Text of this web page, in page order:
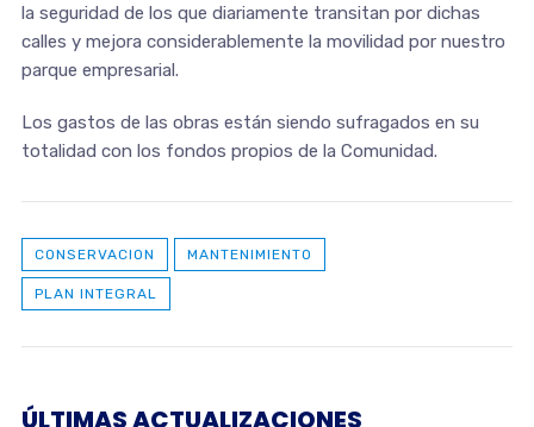
la seguridad de los que diariamente transitan por dichas
calles y mejora considerablemente la movilidad por nuestro
parque empresarial.
Los gastos de las obras están siendo sufragados en su
totalidad con los fondos propios de la Comunidad.
CONSERVACION MANTENIMIENTO
PLAN INTEGRAL
ÚLTIMAS ACTUALIZACIONES